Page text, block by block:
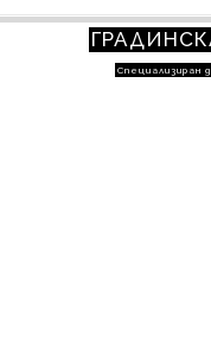
Специализиран